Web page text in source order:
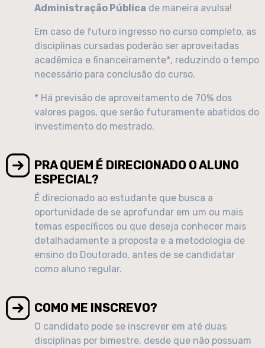
Administração Pública de maneira avulsa!
Em caso de futuro ingresso no curso completo, as
disciplinas cursadas poderão ser aproveitadas
acadêmica e financeiramente*, reduzindo o tempo
necessário para conclusão do curso.
* Há previsão de aproveitamento de 70% dos
valores pagos, que serão futuramente abatidos do
investimento do mestrado.
PRA QUEM É DIRECIONADO O ALUNO
ESPECIAL?
É direcionado ao estudante que busca a
oportunidade de se aprofundar em um ou mais
temas específicos ou que deseja conhecer mais
detalhadamente a proposta e a metodologia de
ensino do Doutorado, antes de se candidatar
como aluno regular.
COMO ME INSCREVO?
O candidato pode se inscrever em até duas
disciplinas por bimestre, desde que não possuam